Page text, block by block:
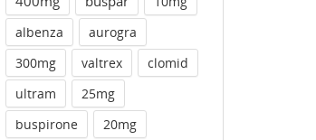
albenza
aurogra
300mg
valtrex
clomid
ultram
25mg
buspirone
20mg